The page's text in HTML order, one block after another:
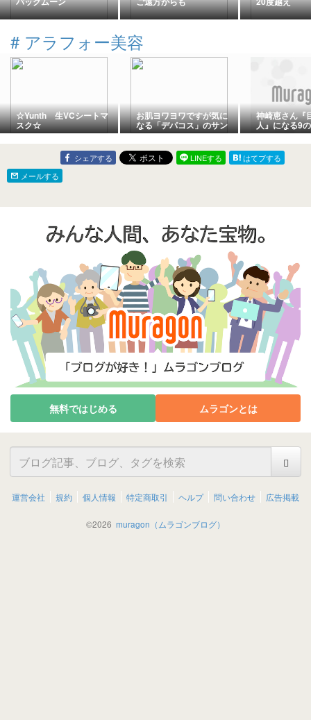
# アラフォー美容
☆Yunth 生VCシートマ
スク☆
お肌ヨワヨワですが気に
なる「デパコス」のサン
プルをゲット♪
神崎恵さん『
人』になる9
シェアする LINEする
はてブする
メールする
無料ではじめる ムラゴンとは
運営会社 規約 個人情報 特定商取引 ヘルプ 問い合わせ 広告掲載
©2026 muragon（ムラゴンブログ）